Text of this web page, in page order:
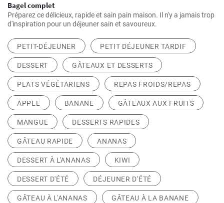
Bagel complet
Préparez ce délicieux, rapide et sain pain maison. Il n'y a jamais trop
d'inspiration pour un déjeuner sain et savoureux.
PETIT-DÉJEUNER PETIT DÉJEUNER TARDIF
DESSERT GÂTEAUX ET DESSERTS
PLATS VÉGÉTARIENS REPAS FROIDS/REPAS
APPLE BANANE GÂTEAUX AUX FRUITS
MANGUE DESSERTS RAPIDES
GÂTEAU RAPIDE ANANAS
DESSERT À L'ANANAS KIWI
DESSERT D'ÉTÉ DÉJEUNER D'ÉTÉ
GÂTEAU À L'ANANAS GÂTEAU À LA BANANE